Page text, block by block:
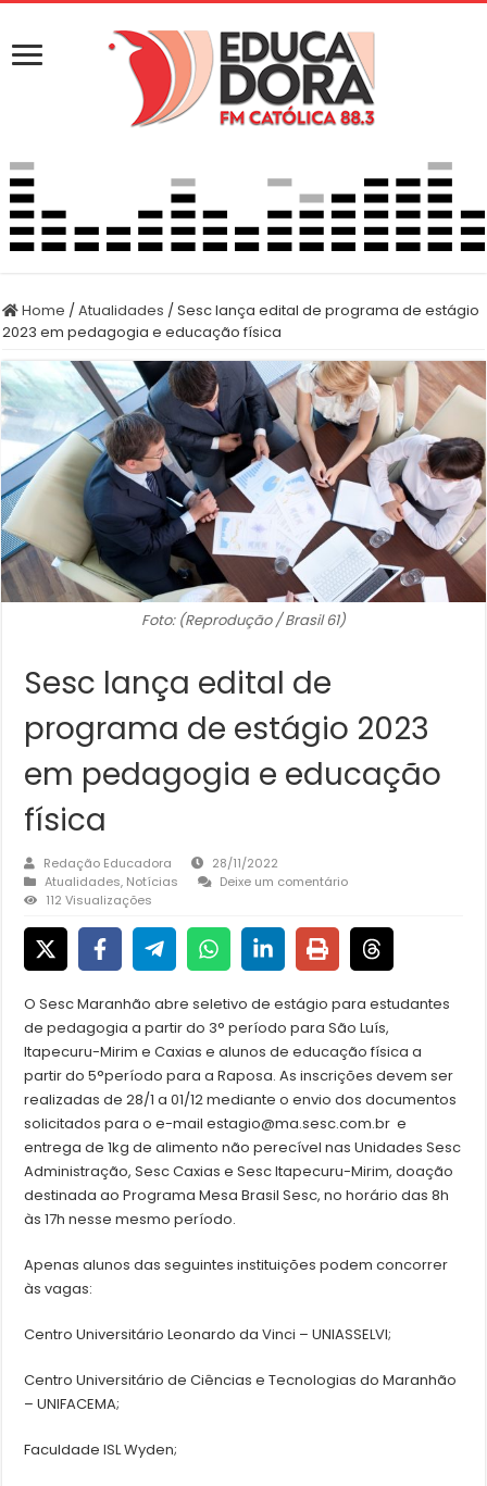
Home /Atualidades /Sesc lança edital de programa de estágio
2023 em pedagogia e educação física
Foto: (Reprodução / Brasil 61)
Sesc lança edital de
programa de estágio 2023
em pedagogia e educação
física
Redação Educadora
28/11/2022
Atualidades, Notícias
Deixe um comentário
112 Visualizações
O Sesc Maranhão abre seletivo de estágio para estudantes
de pedagogia a partir do 3° período para São Luís,
Itapecuru-Mirim e Caxias e alunos de educação física a
partir do 5°período para a Raposa. As inscrições devem ser
realizadas de 28/1 a 01/12 mediante o envio dos documentos
solicitados para o e-mail estagio@ma.sesc.com.br e
entrega de 1kg de alimento não perecível nas Unidades Sesc
Administração, Sesc Caxias e Sesc Itapecuru-Mirim, doação
destinada ao Programa Mesa Brasil Sesc, no horário das 8h
às 17h nesse mesmo período.
Apenas alunos das seguintes instituições podem concorrer
às vagas:
Centro Universitário Leonardo da Vinci – UNIASSELVI;
Centro Universitário de Ciências e Tecnologias do Maranhão
– UNIFACEMA;
Faculdade ISL Wyden;